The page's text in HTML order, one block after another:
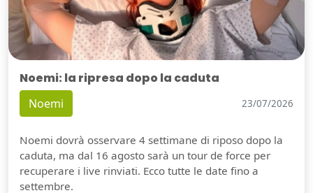
Noemi: la ripresa dopo la caduta
Noemi 23/07/2026
Noemi dovrà osservare 4 settimane di riposo dopo la
caduta, ma dal 16 agosto sarà un tour de force per
recuperare i live rinviati. Ecco tutte le date fino a
settembre.